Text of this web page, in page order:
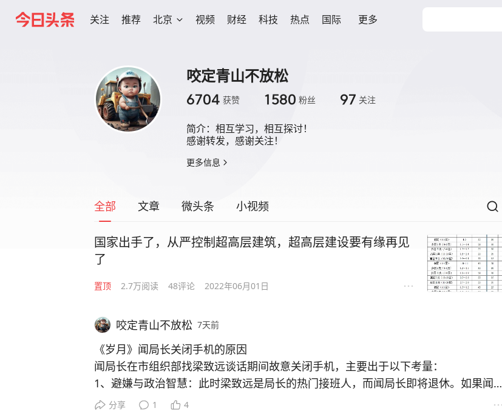
关注 推荐 北京 视频 财经 科技 热点 国际 更多
咬定青山不放松
6704 获赞 1580 粉丝 97 关注
简介： 相互学习，相互探讨！
感谢转发，感谢关注！
更多信息
全部 文章 微头条 小视频
国家出手了，从严控制超高层建筑，超高层建设要有缘再见
了
置顶 2.7万阅读 48评论 2022年06月01日
咬定青山不放松 7天前
《岁月》闻局长关闭手机的原因
闻局长在市组织部找梁致远谈话期间故意关闭手机，主要出于以下考量：
1、避嫌与政治智慧：此时梁致远是局长的热门接班人，而闻局长即将退休。如果闻局
长在此期间与梁致远频繁联系或表现出过度关切，容易给组织部领导留下“搞小圈
分享 1 4